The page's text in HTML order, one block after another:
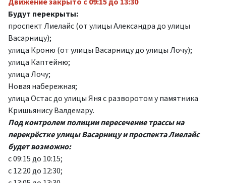
Будут перекрыты:
проспект Лиелайс(от улицы Александра до улицы
Васарницу);
улица Кроню (от улицы Васарницу до улицы Лочу);
улица Каптейню;
улица Лочу;
Новая набережная;
улица Остасдо улицы Яня с разворотом у памятника
Кришьянису Валдемару.
Под контролем полиции пересечение трассы на
перекрёстке улицы Васарницу и проспекта Лиелайс
будет возможно:
с 09:15 до 10:15;
с 12:20 до 12:30;